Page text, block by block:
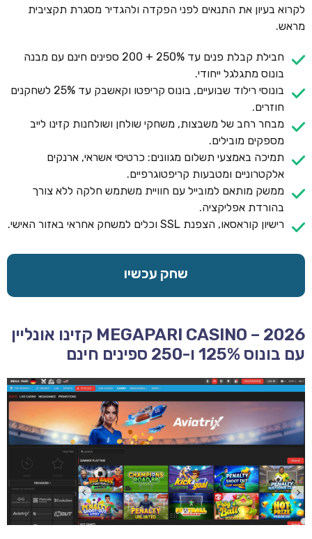
לקרוא בעיון את התנאים לפני הפקדה ולהגדיר מסגרת תקציבית
מראש.
חבילת קבלת פנים עד 250% + 200 ספינים חינם עם מבנה
בונוס מתגלגל ייחודי.
בונוסי רילוד שבועיים, בונוס קריפטו וקאשבק עד 25% לשחקנים
חוזרים.
מבחר רחב של משבצות, משחקי שולחן ושולחנות קזינו לייב
מספקים מובילים.
תמיכה באמצעי תשלום מגוונים: כרטיסי אשראי, ארנקים
אלקטרוניים ומטבעות קריפטוגרפיים.
ממשק מותאם למובייל עם חוויית משתמש חלקה ללא צורך
בהורדת אפליקציה.
רישיון קוראסאו, הצפנת SSL וכלים למשחק אחראי באזור האישי.
שחק עכשיו
MEGAPARI CASINO – 2026 קזינו אונליין
עם בונוס 125% ו-250 ספינים חינם